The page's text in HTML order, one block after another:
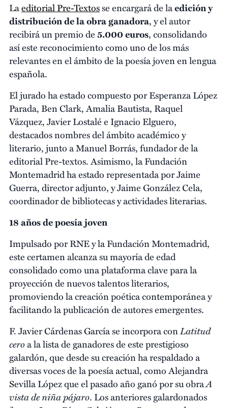
Laeditorial Pre-Textosse encargará de laedición y
distribución de la obra ganadora, y el autor
recibirá un premio de5.000 euros, consolidando
así este reconocimiento como uno de los más
relevantes en el ámbito de la poesía joven en lengua
española.
El jurado ha estado compuesto por Esperanza López
Parada, Ben Clark, Amalia Bautista, Raquel
Vázquez, Javier Lostalé e Ignacio Elguero,
destacados nombres del ámbito académico y
literario, junto a Manuel Borrás, fundador de la
editorial Pre-textos. Asimismo, la Fundación
Montemadrid ha estado representada por Jaime
Guerra, director adjunto, y Jaime González Cela,
coordinador de bibliotecas y actividades literarias.
18 años de poesía joven
Impulsado por RNE y la Fundación Montemadrid,
este certamen alcanza su mayoría de edad
consolidado como una plataforma clave para la
proyección de nuevos talentos literarios,
promoviendo la creación poética contemporánea y
facilitando la publicación de autores emergentes.
F. Javier Cárdenas García se incorpora conLatitud
ceroa la lista de ganadores de este prestigioso
galardón, que desde su creación ha respaldado a
diversas voces de la poesía actual, como Alejandra
Sevilla López que el pasado año ganó por su obraA
vista de niña pájaro. Los anteriores galardonados